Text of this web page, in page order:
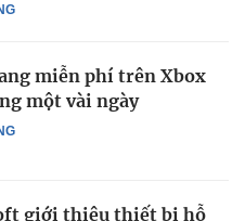
miễn phí trên Xbox
một vài ngày
giới thiệu thiết bị hỗ